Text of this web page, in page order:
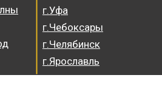
г.Уфа
г.Чебоксары
г.Челябинск
г.Ярославль